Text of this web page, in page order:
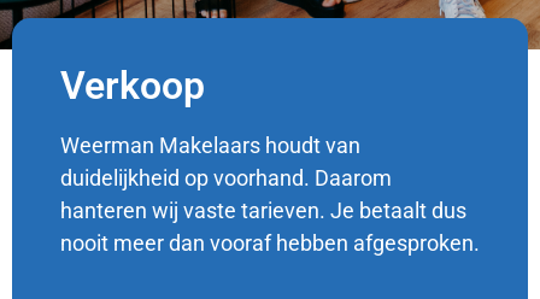
Verkoop
Weerman Makelaars houdt van
duidelijkheid op voorhand. Daarom
hanteren wij vaste tarieven. Je betaalt dus
nooit meer dan vooraf hebben afgesproken.